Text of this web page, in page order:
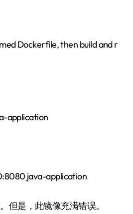
Dockerfile, then build and r
application
java-application
但是，此镜像充满错误。